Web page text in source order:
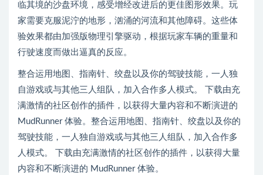
临其境的沙盘环境，感受增经改进后的更佳图形效果。玩
家需要克服泥泞的地形，汹涌的河流和其他障碍。这些体
验效果都由加强版物理引擎驱动，根据玩家车辆的重量和
行驶速度而做出逼真的反应。
整合运用地图、指南针、绞盘以及你的驾驶技能，一人独
自游戏或与其他三人组队，加入合作多人模式。 下载由充
满激情的社区创作的插件，以获得大量内容和不断演进的
MudRunner 体验。整合运用地图、指南针、绞盘以及你的
驾驶技能，一人独自游戏或与其他三人组队，加入合作多
人模式。 下载由充满激情的社区创作的插件，以获得大量
内容和不断演进的 MudRunner 体验。